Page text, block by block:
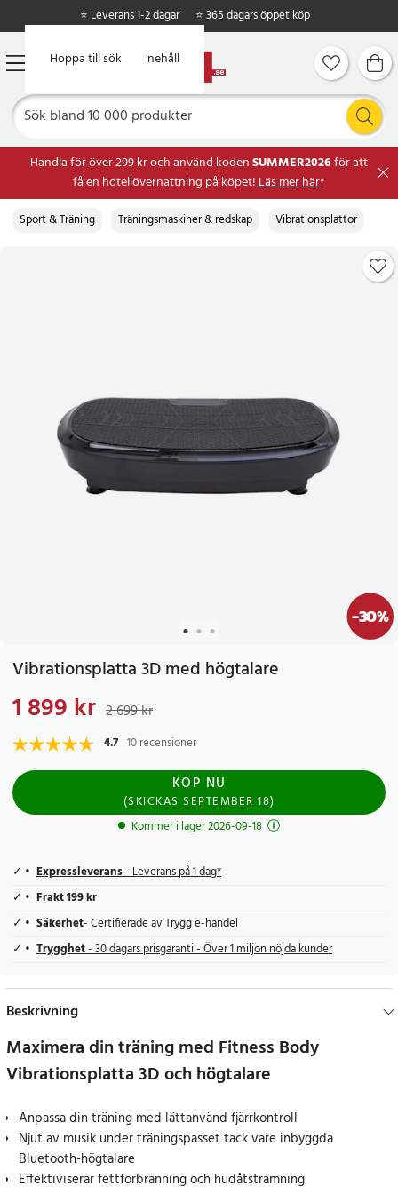
Hoppa till huvudinnehåll
Hoppa till sök
⭐ Leverans 1-2 dagar ⭐ 365 dagars öppet köp
Handla för över 299 kr och använd kodenSUMMER2026för att
få en hotellövernattning på köpet!Läs mer här*
Sport & Träning Träningsmaskiner & redskap Vibrationsplattor
-30%
Vibrationsplatta 3D med högtalare
Nuvarande pris:
1 899 kr 2 699 kr
4.7 10 recensioner
KÖP NU
(SKICKAS SEPTEMBER 18)
Kommer i lager 2026-09-18
Expressleverans- Leverans på 1 dag*
Frakt 199 kr
Säkerhet- Certifierade av Trygg e-handel
Trygghet- 30 dagars prisgaranti - Över 1 miljon nöjda kunder
Beskrivning
Maximera din träning med Fitness Body
Vibrationsplatta 3D och högtalare
Anpassa din träning med lättanvänd fjärrkontroll
Njut av musik under träningspasset tack vare inbyggda
Bluetooth-högtalare
Effektiviserar fettförbränning och hudåtsträmning